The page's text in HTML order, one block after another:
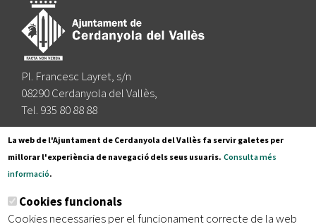
Pl. Francesc Layret, s/n
08290 Cerdanyola del Vallès,
Tel. 935 80 88 88
Segueix-nos a:
Subscriu-te al nostre butlletí
La web de l'Ajuntament de Cerdanyola del Vallès fa servir galetes per
millorar l'experiència de navegació dels seus usuaris. Consulta més
informació.
Cookies funcionals
Cookies necessaries per el funcionament correcte de la web